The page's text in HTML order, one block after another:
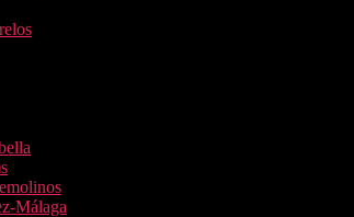
Málaga